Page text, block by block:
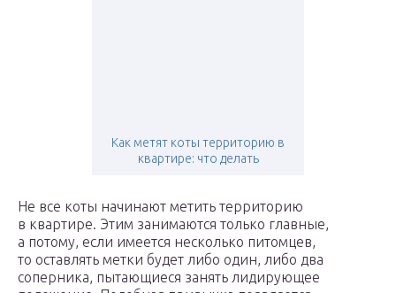
Как метят коты территорию в
квартире: что делать
Не все коты начинают метить территорию
в квартире. Этим занимаются только главные,
а потому, если имеется несколько питомцев,
то оставлять метки будет либо один, либо два
соперника, пытающиеся занять лидирующее